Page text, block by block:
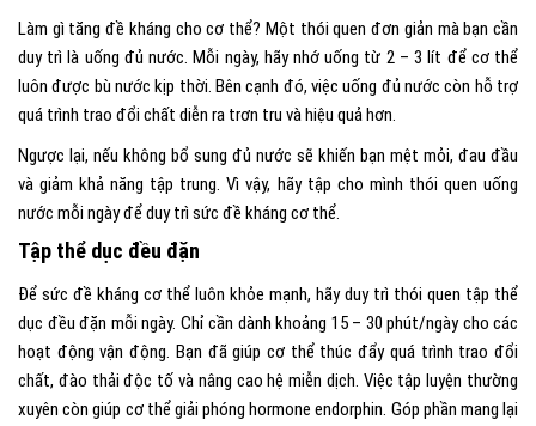
Làm gì tăng đề kháng cho cơ thể? Một thói quen đơn giản mà bạn cần
duy trì là uống đủ nước. Mỗi ngày, hãy nhớ uống từ 2 – 3 lít để cơ thể
luôn được bù nước kịp thời. Bên cạnh đó, việc uống đủ nước còn hỗ trợ
quá trình trao đổi chất diễn ra trơn tru và hiệu quả hơn.
Ngược lại, nếu không bổ sung đủ nước sẽ khiến bạn mệt mỏi, đau đầu
và giảm khả năng tập trung. Vì vậy, hãy tập cho mình thói quen uống
nước mỗi ngày để duy trì sức đề kháng cơ thể.
Tập thể dục đều đặn
Để sức đề kháng cơ thể luôn khỏe mạnh, hãy duy trì thói quen tập thể
dục đều đặn mỗi ngày. Chỉ cần dành khoảng 15 – 30 phút/ngày cho các
hoạt động vận động. Bạn đã giúp cơ thể thúc đẩy quá trình trao đổi
chất, đào thải độc tố và nâng cao hệ miễn dịch. Việc tập luyện thường
xuyên còn giúp cơ thể giải phóng hormone endorphin. Góp phần mang lại